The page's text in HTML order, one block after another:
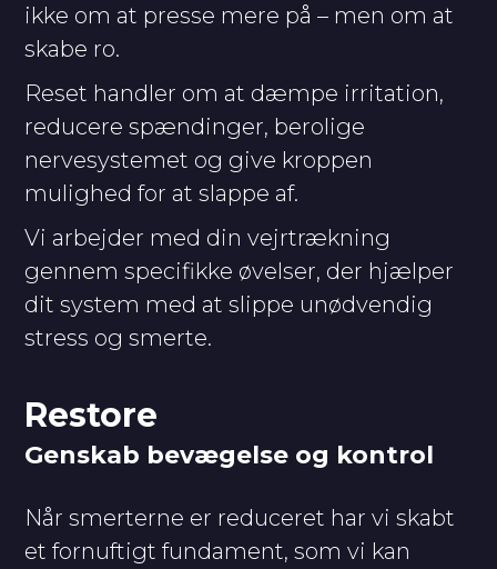
ikke om at presse mere på – men om at
skabe ro.
Reset handler om at dæmpe irritation,
reducere spændinger, berolige
nervesystemet og give kroppen
mulighed for at slappe af.
Vi arbejder med din vejrtrækning
gennem specifikke øvelser, der hjælper
dit system med at slippe unødvendig
stress og smerte.
Restore
Genskab bevægelse og kontrol
Når smerterne er reduceret har vi skabt
et fornuftigt fundament, som vi kan